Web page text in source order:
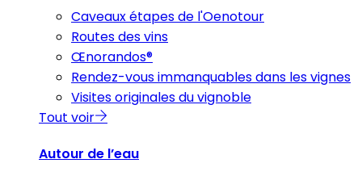
Caveaux étapes de l'Oenotour
Routes des vins
Œnorandos®
Rendez-vous immanquables dans les vignes
Visites originales du vignoble
Tout voir
Autour de l’eau